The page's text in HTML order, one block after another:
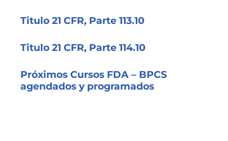
Titulo 21 CFR, Parte 113.10
Titulo 21 CFR, Parte 114.10
Próximos Cursos FDA – BPCS
agendados y programados